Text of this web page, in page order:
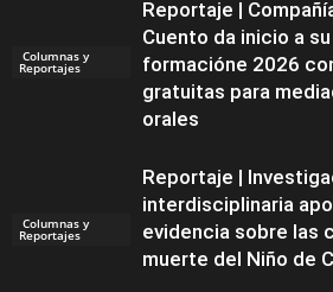
Columnas y
Reportajes
Reportaje |
Cuento da inicio a
formacióne 2026
gratuitas para
orales
Columnas y
Reportajes
Reportaje |
interdisciplinaria
evidencia sobre las
muerte del Niño de